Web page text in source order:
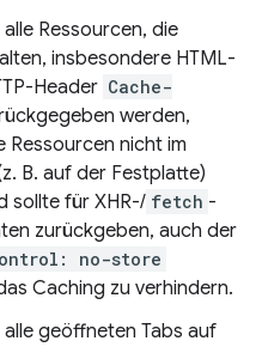
Ressourcen, die
insbesondere HTML-
Header Cache-
werden,
Ressourcen nicht im
B. auf der Festplatte)
sollte für XHR-/ fetch -
zurückgeben, auch der
no-store
Caching zu verhindern.
geöffneten Tabs auf